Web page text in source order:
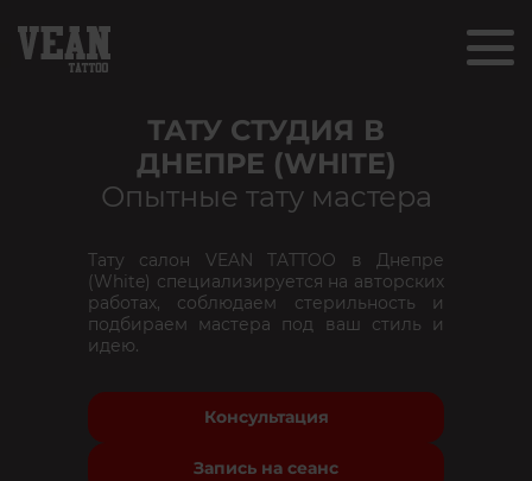
ТАТУ СТУДИЯ В
ДНЕПРЕ (WHITE)
Опытные тату мастера
Тату салон VEAN TATTOO в Днепре
(White) специализируется на авторских
работах, соблюдаем стерильность и
подбираем мастера под ваш стиль и
идею.
Консультация
Запись на сеанс